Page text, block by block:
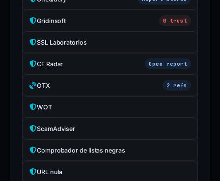
Gridinsoft 0 trust
SSL Laboratorios
CF Radar Open report
OTX 2 refs
WOT
ScamAdviser
Comprobador de listas negras
URL nula